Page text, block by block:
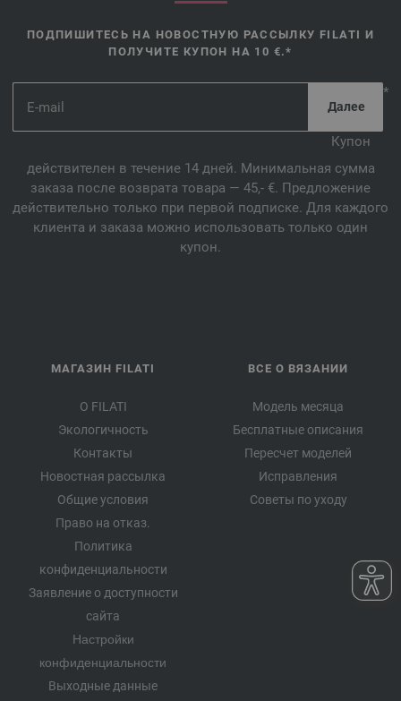
ПОДПИШИТЕСЬ НА НОВОСТНУЮ РАССЫЛКУ FILATI И
ПОЛУЧИТЕ КУПОН НА 10 €.*
*
Купон
действителен в течение 14 дней. Минимальная сумма
заказа после возврата товара — 45,- €. Предложение
действительно только при первой подписке. Для каждого
клиента и заказа можно использовать только один
купон.
МАГАЗИН FILATI
О FILATI
Экологичность
Контакты
Новостная рассылка
Общие условия
Право на отказ.
Политика
конфиденциальности
Заявление о доступности
сайта
Настройки
конфиденциальности
Выходные данные
ВСЕ О ВЯЗАНИИ
Модель месяца
Бесплатные описания
Пересчет моделей
Исправления
Советы по уходу